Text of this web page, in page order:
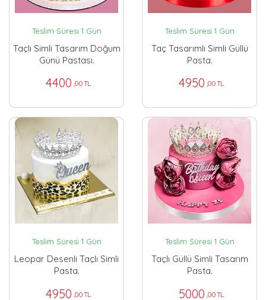
Teslim Süresi 1 Gün
Taçlı Simli Tasarım Doğum
Günü Pastası.
4400 ,00 TL
Teslim Süresi 1 Gün
Taç Tasarımlı Simli Güllü
Pasta.
4950 ,00 TL
Teslim Süresi 1 Gün
Leopar Desenli Taçlı Simli
Pasta.
4950 ,00 TL
Teslim Süresi 1 Gün
Taçlı Güllü Simli Tasarım
Pasta.
5000 ,00 TL